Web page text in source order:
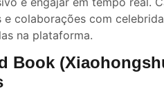
e colaborações com
na plataforma.
Book